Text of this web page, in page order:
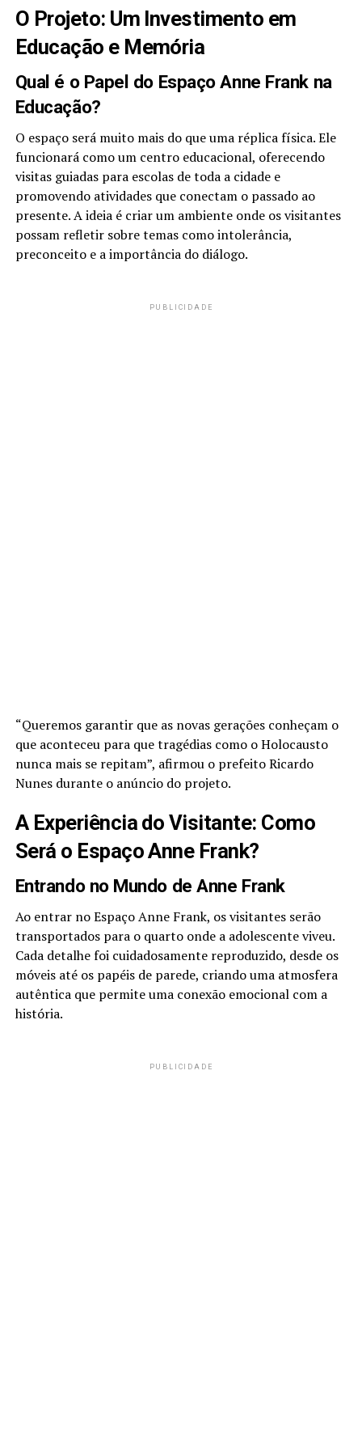
O Projeto: Um Investimento em
Educação e Memória
Qual é o Papel do Espaço Anne Frank na
Educação?
O espaço será muito mais do que uma réplica física. Ele
funcionará como um centro educacional, oferecendo
visitas guiadas para escolas de toda a cidade e
promovendo atividades que conectam o passado ao
presente. A ideia é criar um ambiente onde os visitantes
possam refletir sobre temas como intolerância,
preconceito e a importância do diálogo.
PUBLICIDADE
“Queremos garantir que as novas gerações conheçam o
que aconteceu para que tragédias como o Holocausto
nunca mais se repitam”, afirmou o prefeito Ricardo
Nunes durante o anúncio do projeto.
A Experiência do Visitante: Como
Será o Espaço Anne Frank?
Entrando no Mundo de Anne Frank
Ao entrar no Espaço Anne Frank, os visitantes serão
transportados para o quarto onde a adolescente viveu.
Cada detalhe foi cuidadosamente reproduzido, desde os
móveis até os papéis de parede, criando uma atmosfera
autêntica que permite uma conexão emocional com a
história.
PUBLICIDADE